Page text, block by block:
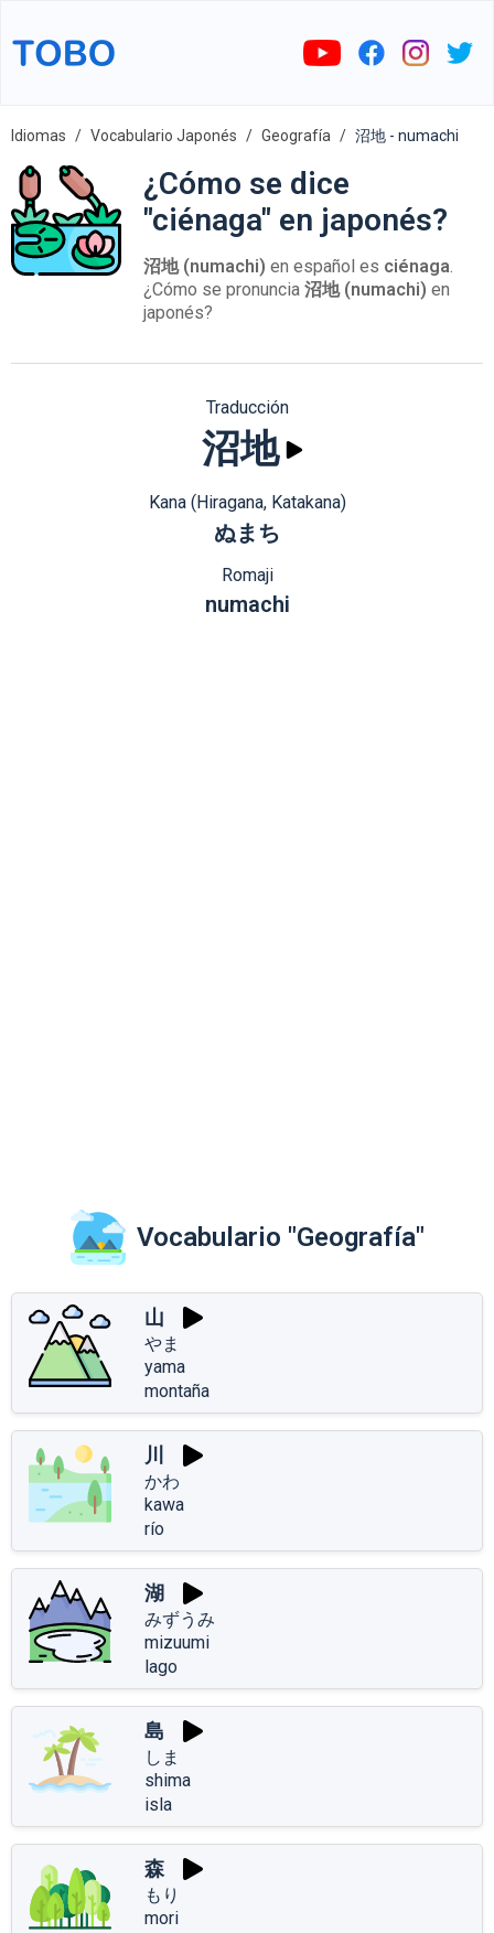
Idiomas Vocabulario Japonés Geografía 沼地 - numachi
¿Cómo se dice
"ciénaga" en japonés?
沼地 (numachi) en español es ciénaga.
¿Cómo se pronuncia 沼地 (numachi) en
japonés?
Traducción
沼地
Kana (Hiragana, Katakana)
ぬまち
Romaji
numachi
Vocabulario "Geografía"
山
やま
yama
montaña
川
かわ
kawa
río
湖
みずうみ
mizuumi
lago
島
しま
shima
isla
森
もり
mori